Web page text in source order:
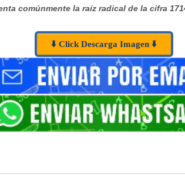
comúnmente la raíz radical de la cifra
⬇️ Click Descarga Imagen ⬇️